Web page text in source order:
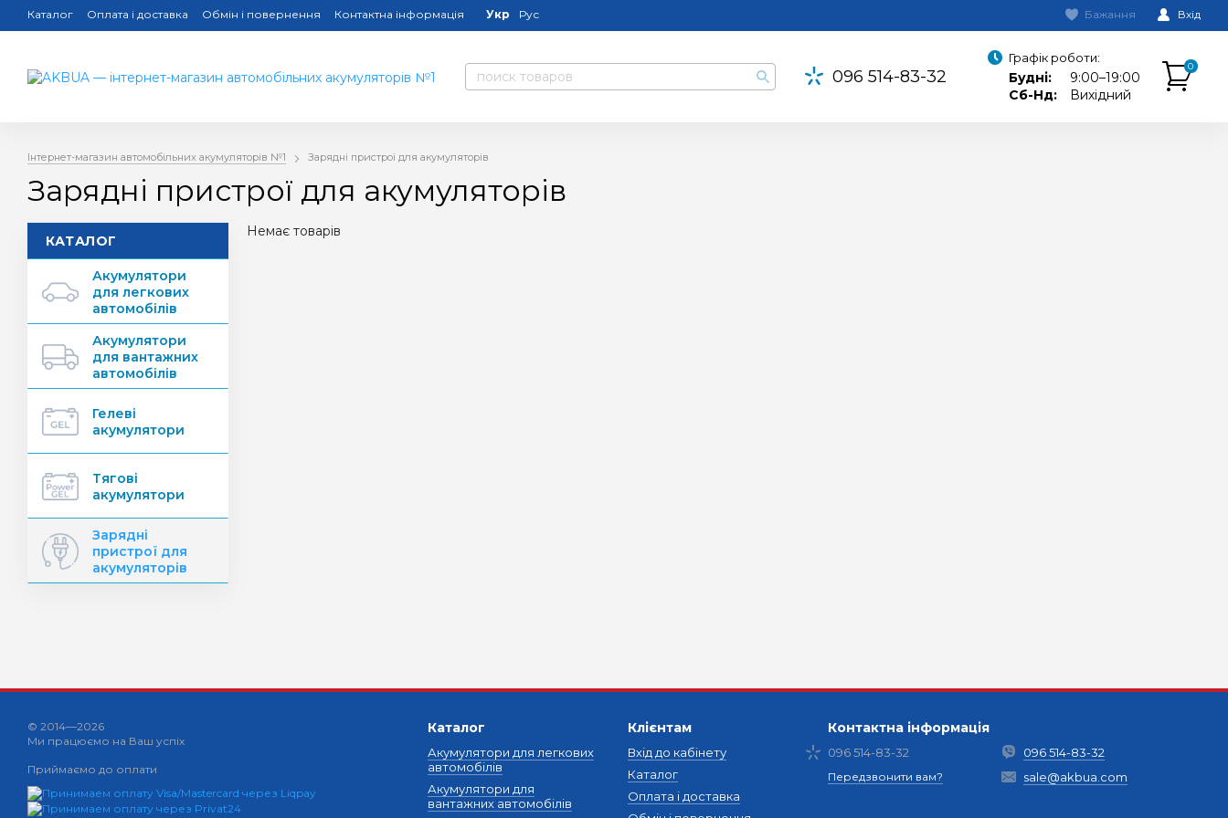
Каталог Оплата і доставка Обмін і повернення Контактна інформація Укр Рус Бажання Вхід
096 514-83-32
Графік роботи:
Будні:
9:00–19:00
Сб-Нд:
Вихідний
0
Інтернет-магазин автомобільних акумуляторів №1 Зарядні пристрої для акумуляторів
Зарядні пристрої для акумуляторів
Немає товарів
КАТАЛОГ
Акумулятори
для легкових
автомобілів
Акумулятори
для вантажних
автомобілів
Гелеві
акумулятори
Тягові
акумулятори
Зарядні
пристрої для
акумуляторів
© 2014—2026
Ми працюємо на Ваш успіх
Приймаємо до оплати
Каталог
Акумулятори для легкових
автомобілів
Акумулятори для
вантажних автомобілів
Клієнтам
Вхід до кабінету
Каталог
Оплата і доставка
Контактна інформація
096 514-83-32
Передзвонити вам?
096 514-83-32
sale@akbua.com